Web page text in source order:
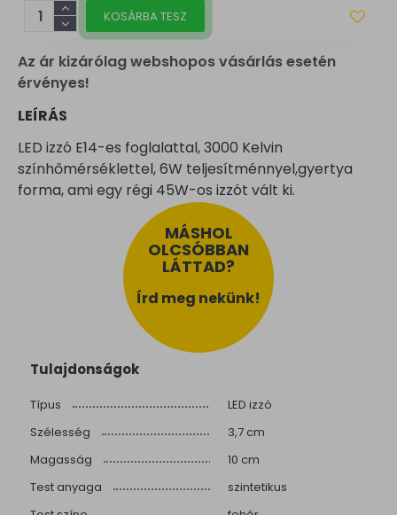
Az ár kizárólag webshopos vásárlás esetén
érvényes!
KOSÁRBA TESZ
LEÍRÁS
LED izzó E14-es foglalattal, 3000 Kelvin
színhőmérséklettel, 6W teljesítménnyel,gyertya
forma, ami egy régi 45W-os izzót vált ki.
MÁSHOL
OLCSÓBBAN
LÁTTAD?
Írd meg nekünk!
Tulajdonságok
Típus
LED izzó
Szélesség
3,7 cm
Magasság
10 cm
Test anyaga
szintetikus